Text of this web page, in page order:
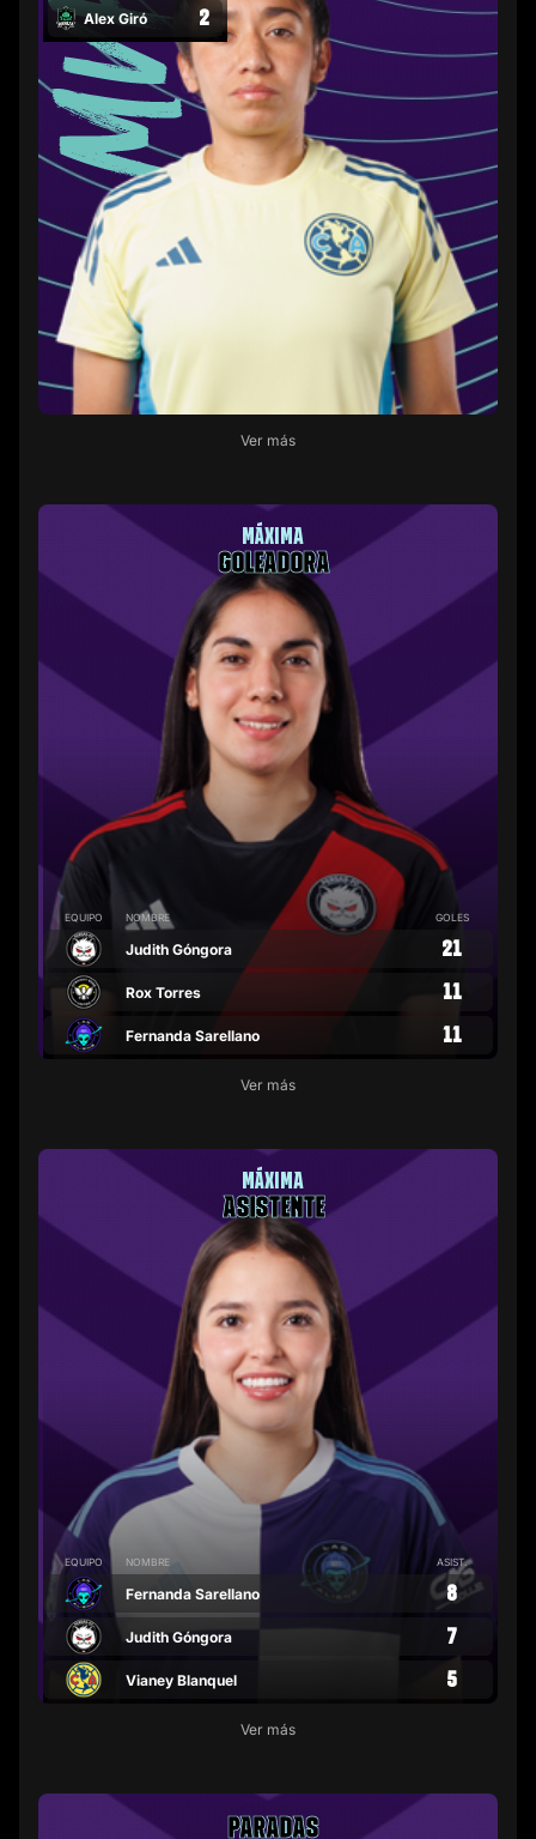
Alex Giró 2
Ver más
MÁXIMA
GOLEADORA
EQUIPO NOMBRE GOLES
Judith Góngora 21
Rox Torres 11
Fernanda Sarellano 11
Ver más
MÁXIMA
ASISTENTE
EQUIPO NOMBRE ASIST.
Fernanda Sarellano 8
Judith Góngora 7
Vianey Blanquel 5
Ver más
PARADAS